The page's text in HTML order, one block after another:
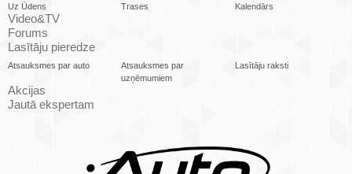
Uz Ūdens
Trases Kalendārs
Video&TV
Forums
Lasītāju pieredze
Atsauksmes par auto
Atsauksmes par
uzņēmumiem
Lasītāju raksti
Akcijas
Jautā ekspertam